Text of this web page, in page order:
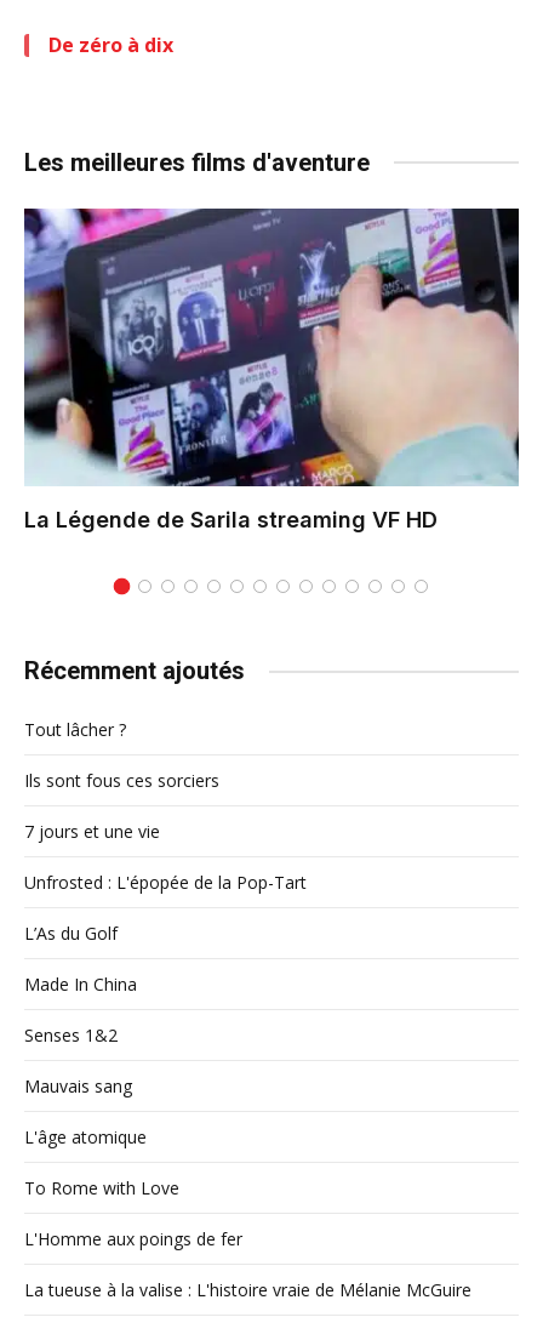
De zéro à dix
Les meilleures films d'aventure
La Légende de Sarila streaming VF HD
Récemment ajoutés
Tout lâcher ?
Ils sont fous ces sorciers
7 jours et une vie
Unfrosted : L'épopée de la Pop-Tart
L’As du Golf
Made In China
Senses 1&2
Mauvais sang
L'âge atomique
To Rome with Love
L'Homme aux poings de fer
La tueuse à la valise : L'histoire vraie de Mélanie McGuire